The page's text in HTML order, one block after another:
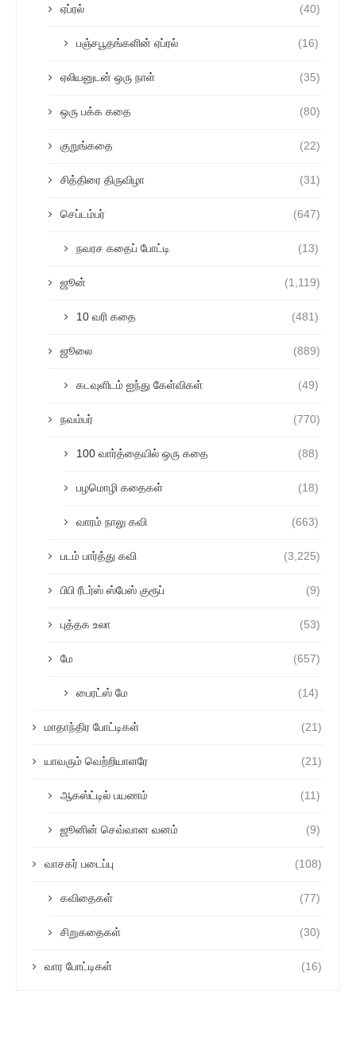
ஏப்ரல் (40)
பஞ்சபூதங்களின் ஏப்ரல் (16)
ஏலியனுடன் ஒரு நாள் (35)
ஒரு பக்க கதை (80)
குறுங்கதை (22)
சித்திரை திருவிழா (31)
செப்டம்பர் (647)
நவரச கதைப் போட்டி (13)
ஜூன் (1,119)
10 வரி கதை (481)
ஜூலை (889)
கடவுளிடம் ஐந்து கேள்விகள் (49)
நவம்பர் (770)
100 வார்த்தையில் ஒரு கதை (88)
பழமொழி கதைகள் (18)
வாரம் நாலு கவி (663)
படம் பார்த்து கவி (3,225)
பிபி ரீடர்ஸ் ஸ்பேஸ் குரூப் (9)
புத்தக உலா (53)
மே (657)
பைரட்ஸ் மே (14)
மாதாந்திர போட்டிகள் (21)
யாவரும் வெற்றியாளரே (21)
ஆகஸ்ட்டில் பயணம் (11)
ஜூனின் செவ்வான வனம் (9)
வாசகர் படைப்பு (108)
கவிதைகள் (77)
சிறுகதைகள் (30)
வார போட்டிகள் (16)